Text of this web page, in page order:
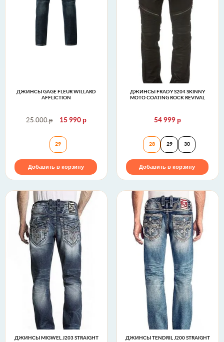
ДЖИНСЫ GAGE FLEUR WILLARD
AFFLICTION
25 000р 15 990р
Джинсы GAGE FLEUR WILLARD Affliction
29
Добавить в корзину
ДЖИНСЫ FRADY S204 SKINNY
MOTO COATING ROCK REVIVAL
54 999р
Джинсы FRADY
28 29 30
Добавить в корзину
ДЖИНСЫ MIGWEL J203 STRAIGHT
ДЖИНСЫ TENDRIL J200 STRAIGHT